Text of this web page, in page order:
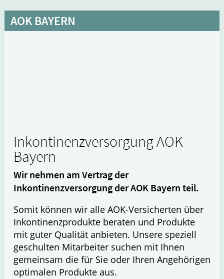
AOK BAYERN
Inkontinenzversorgung AOK
Bayern
Wir nehmen am Vertrag der
Inkontinenzversorgung der AOK Bayern teil.
Somit können wir alle AOK-Versicherten über
Inkontinenzprodukte beraten und Produkte
mit guter Qualität anbieten. Unsere speziell
geschulten Mitarbeiter suchen mit Ihnen
gemeinsam die für Sie oder Ihren Angehörigen
optimalen Produkte aus.